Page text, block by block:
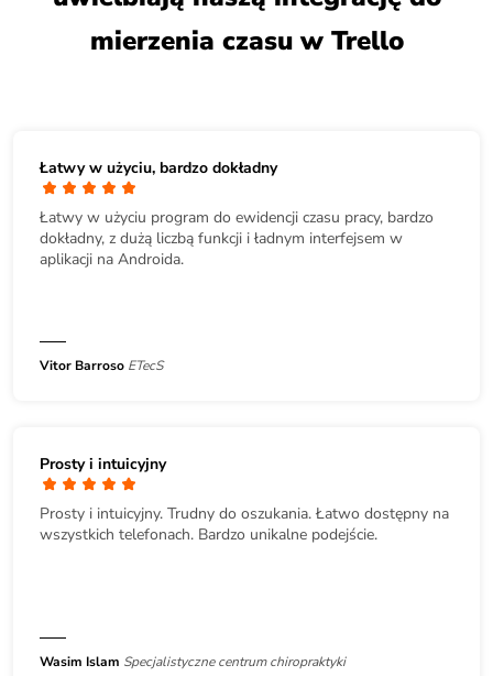
mierzenia czasu w Trello
Łatwy w użyciu, bardzo dokładny
Łatwy w użyciu program do ewidencji czasu pracy, bardzo
dokładny, z dużą liczbą funkcji i ładnym interfejsem w
aplikacji na Androida.
Vitor Barroso ETecS
Prosty i intuicyjny
Prosty i intuicyjny. Trudny do oszukania. Łatwo dostępny na
wszystkich telefonach. Bardzo unikalne podejście.
Wasim Islam Specjalistyczne centrum chiropraktyki